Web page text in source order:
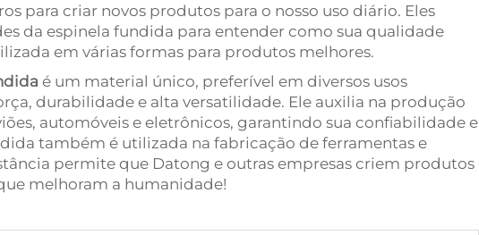
para criar novos produtos para o nosso uso diário. Eles
da espinela fundida para entender como sua qualidade
em várias formas para produtos melhores.
é um material único, preferível em diversos usos
durabilidade e alta versatilidade. Ele auxilia na produção
automóveis e eletrônicos, garantindo sua confiabilidade e
também é utilizada na fabricação de ferramentas e
permite que Datong e outras empresas criem produtos
melhoram a humanidade!